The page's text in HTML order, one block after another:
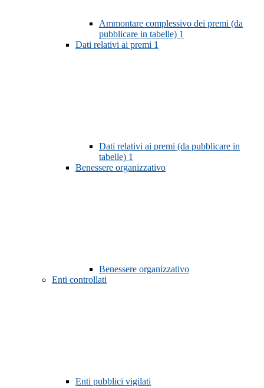
Ammontare complessivo dei premi (da
pubblicare in tabelle) 1
Dati relativi ai premi 1
Dati relativi ai premi (da pubblicare in
tabelle) 1
Benessere organizzativo
Benessere organizzativo
Enti controllati
Enti pubblici vigilati